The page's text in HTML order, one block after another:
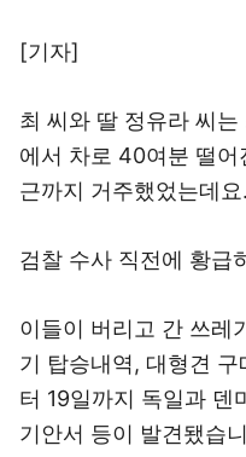
[기자]
최 씨와 딸 정유라 씨
에서 차로 40여분 떨어
근까지 거주했었는데요.
검찰 수사 직전에 황급
이들이 버리고 간 쓰레
기 탑승내역, 대형견
터 19일까지 독일과 덴
기안서 등이 발견됐습